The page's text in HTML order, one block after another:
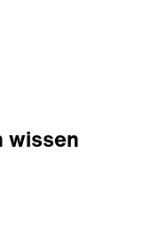
wissen